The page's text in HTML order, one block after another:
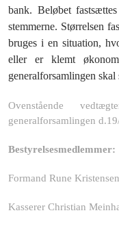
bank. Beløbet
stemmerne. Størrelsen
bruges i en situation,
eller er klemt
generalforsamlingen
Ovenstående
generalforsamlingen
Bestyrelsesmedlemmer:
Formand Rune Kristensen
Kasserer Christian